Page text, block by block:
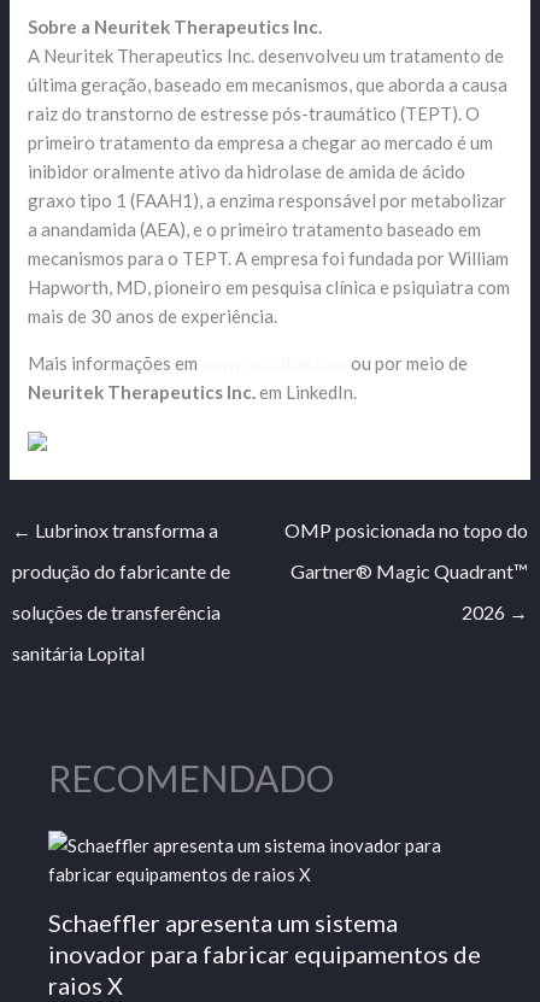
Sobre a Neuritek Therapeutics Inc.
A Neuritek Therapeutics Inc. desenvolveu um tratamento de
última geração, baseado em mecanismos, que aborda a causa
raiz do transtorno de estresse pós-traumático (TEPT). O
primeiro tratamento da empresa a chegar ao mercado é um
inibidor oralmente ativo da hidrolase de amida de ácido
graxo tipo 1 (FAAH1), a enzima responsável por metabolizar
a anandamida (AEA), e o primeiro tratamento baseado em
mecanismos para o TEPT. A empresa foi fundada por William
Hapworth, MD, pioneiro em pesquisa clínica e psiquiatra com
mais de 30 anos de experiência.
Mais informações em
ou por meio de
Neuritek Therapeutics Inc.em LinkedIn.
← Lubrinox transforma a
produção do fabricante de
soluções de transferência
sanitária Lopital
OMP posicionada no topo do
Gartner® Magic Quadrant™
2026 →
RECOMENDADO
Schaeffler apresenta um sistema
inovador para fabricar equipamentos de
raios X